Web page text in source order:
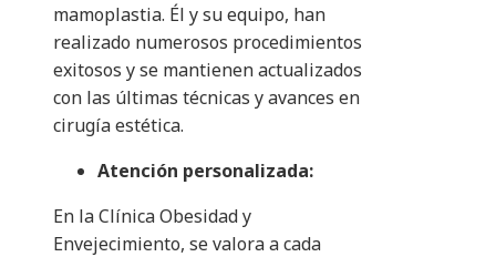
mamoplastia. Él y su equipo, han
realizado numerosos procedimientos
exitosos y se mantienen actualizados
con las últimas técnicas y avances en
cirugía estética.
Atención personalizada:
En la Clínica Obesidad y
Envejecimiento, se valora a cada